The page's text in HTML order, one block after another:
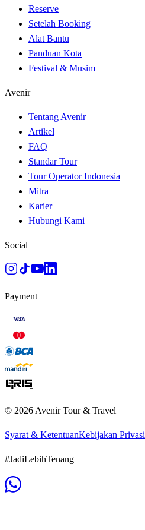
Reserve
Setelah Booking
Alat Bantu
Panduan Kota
Festival & Musim
Avenir
Tentang Avenir
Artikel
FAQ
Standar Tour
Tour Operator Indonesia
Mitra
Karier
Hubungi Kami
Social
Payment
© 2026 Avenir Tour & Travel
Syarat & KetentuanKebijakan Privasi
#JadiLebihTenang